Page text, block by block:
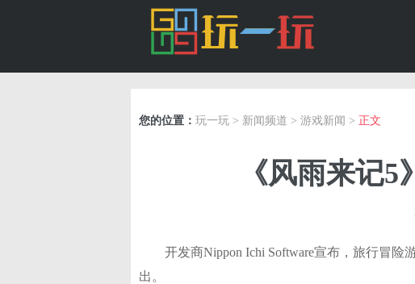
您的位置： 玩一玩 > 新闻频道 > 游戏新闻 > 正文
《风雨来记
开发商Nippon Ichi Software宣布，旅行冒险
出。